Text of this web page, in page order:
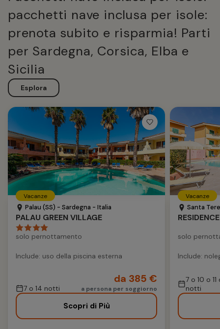
pacchetti nave inclusa per isole:
prenota subito e risparmia! Parti
per Sardegna, Corsica, Elba e
Sicilia
Esplora
Vacanze
Palau (SS) - Sardegna - Italia
PALAU GREEN VILLAGE
solo pernottamento
Include: uso della piscina esterna
7 o 14 notti
da 385 €
a persona per soggiorno
Scopri di Più
Vacanze
Santa
solo
Include:
7 o 10 o 11
notti